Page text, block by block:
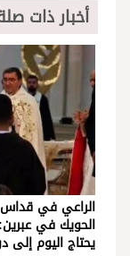
أخبار ذات
الراعي في قداس
الحويك في
يحتاج اليوم